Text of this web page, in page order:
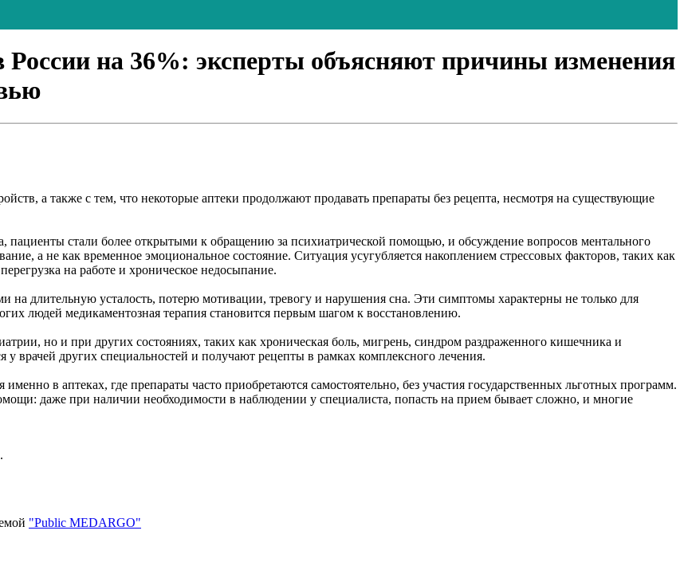
России на 36%: эксперты объясняют причины изменения
а также с тем, что некоторые аптеки продолжают продавать препараты без рецепта, несмотря на существующие
стали более открытыми к обращению за психиатрической помощью, и обсуждение вопросов ментального
а не как временное эмоциональное состояние. Ситуация усугубляется накоплением стрессовых факторов, таких как
на работе и хроническое недосыпание.
длительную усталость, потерю мотивации, тревогу и нарушения сна. Эти симптомы характерны не только для
людей медикаментозная терапия становится первым шагом к восстановлению.
но и при других состояниях, таких как хроническая боль, мигрень, синдром раздраженного кишечника и
других специальностей и получают рецепты в рамках комплексного лечения.
в аптеках, где препараты часто приобретаются самостоятельно, без участия государственных льготных программ.
даже при наличии необходимости в наблюдении у специалиста, попасть на прием бывает сложно, и многие
"Public MEDARGO"